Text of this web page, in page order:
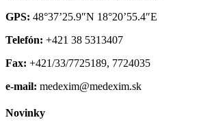
GPS: 48°37’25.9″N 18°20’55.4″E
Telefón: +421 38 5313407
Fax: +421/33/7725189, 7724035
e-mail: medexim@medexim.sk
Novinky